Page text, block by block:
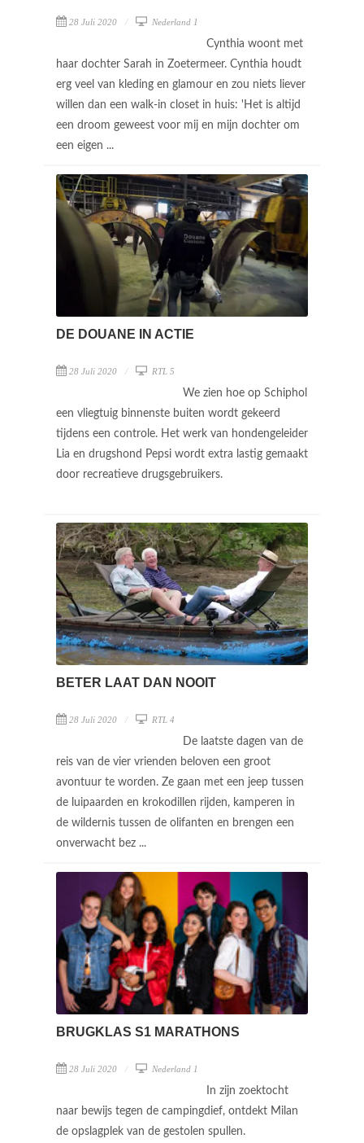
28 Juli 2020 Nederland 1
Cynthia woont met
haar dochter Sarah in Zoetermeer. Cynthia houdt
erg veel van kleding en glamour en zou niets liever
willen dan een walk-in closet in huis: 'Het is altijd
een droom geweest voor mij en mijn dochter om
een eigen ...
DE DOUANE IN ACTIE
28 Juli 2020 RTL 5
We zien hoe op Schiphol
een vliegtuig binnenste buiten wordt gekeerd
tijdens een controle. Het werk van hondengeleider
Lia en drugshond Pepsi wordt extra lastig gemaakt
door recreatieve drugsgebruikers.
BETER LAAT DAN NOOIT
28 Juli 2020 RTL 4
De laatste dagen van de
reis van de vier vrienden beloven een groot
avontuur te worden. Ze gaan met een jeep tussen
de luipaarden en krokodillen rijden, kamperen in
de wildernis tussen de olifanten en brengen een
onverwacht bez ...
BRUGKLAS S1 MARATHONS
28 Juli 2020 Nederland 1
In zijn zoektocht
naar bewijs tegen de campingdief, ontdekt Milan
de opslagplek van de gestolen spullen.